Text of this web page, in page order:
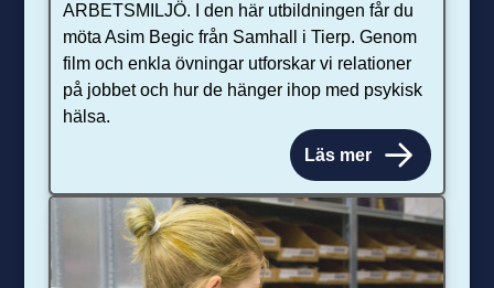
ARBETSMILJÖ. I den här utbildningen får du
möta Asim Begic från Samhall i Tierp. Genom
film och enkla övningar utforskar vi relationer
på jobbet och hur de hänger ihop med psykisk
hälsa.
Läs mer